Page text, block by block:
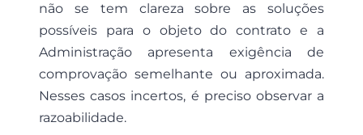
não se tem clareza sobre as soluções
possíveis para o objeto do contrato e a
Administração apresenta exigência de
comprovação semelhante ou aproximada.
Nesses casos incertos, é preciso observar a
razoabilidade.